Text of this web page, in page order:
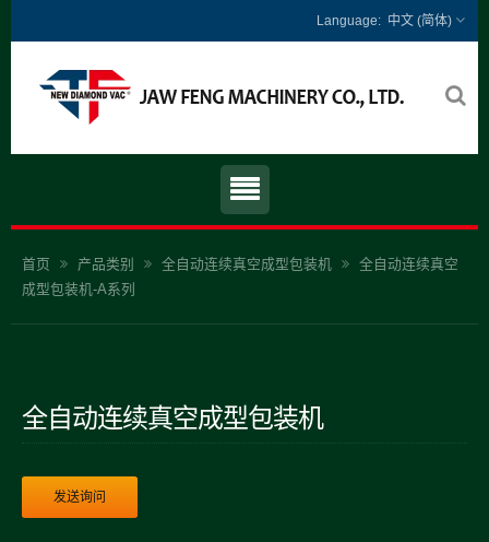
中文 (简体)
首页 产品类别 全自动连续真空成型包装机
全自动连续真空
成型包装机-A系列
全自动连续真空成型包装机
发送询问